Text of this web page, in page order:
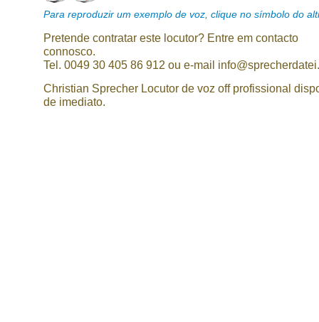
Para reproduzir um exemplo de voz, clique no símbolo do
Pretende contratar este locutor? Entre em contacto
connosco.
Tel. 0049 30 405 86 912 ou e-mail
Christian Sprecher Locutor de voz off profissional
de imediato.